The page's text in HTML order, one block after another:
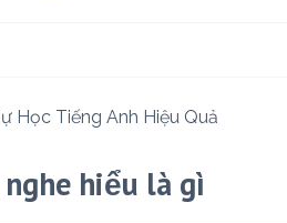
Học Tiếng Anh Hiệu Quả
hiểu là gì